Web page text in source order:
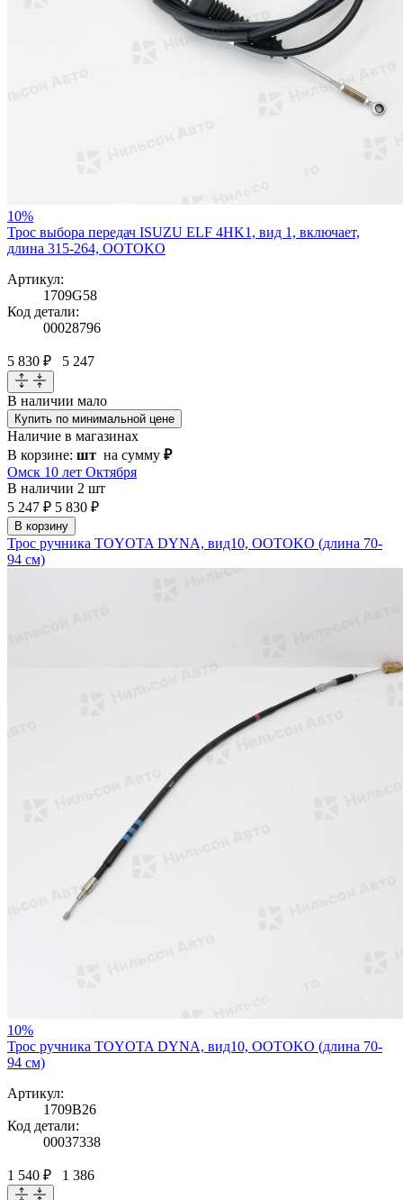
10%
Трос выбора передач ISUZU ELF 4HK1, вид 1, включает,
длина 315-264, OOTOKO
Артикул:
1709G58
Код детали:
00028796
5 830 ₽ 5 247
В наличии мало
Купить по минимальной цене
Наличие в магазинах
В корзине: шт на сумму ₽
Омск 10 лет Октября
В наличии 2 шт
5 247 ₽ 5 830 ₽
В корзину
Трос ручника TOYOTA DYNA, вид10, OOTOKO (длина 70-
94 см)
10%
Трос ручника TOYOTA DYNA, вид10, OOTOKO (длина 70-
94 см)
Артикул:
1709B26
Код детали:
00037338
1 540 ₽ 1 386